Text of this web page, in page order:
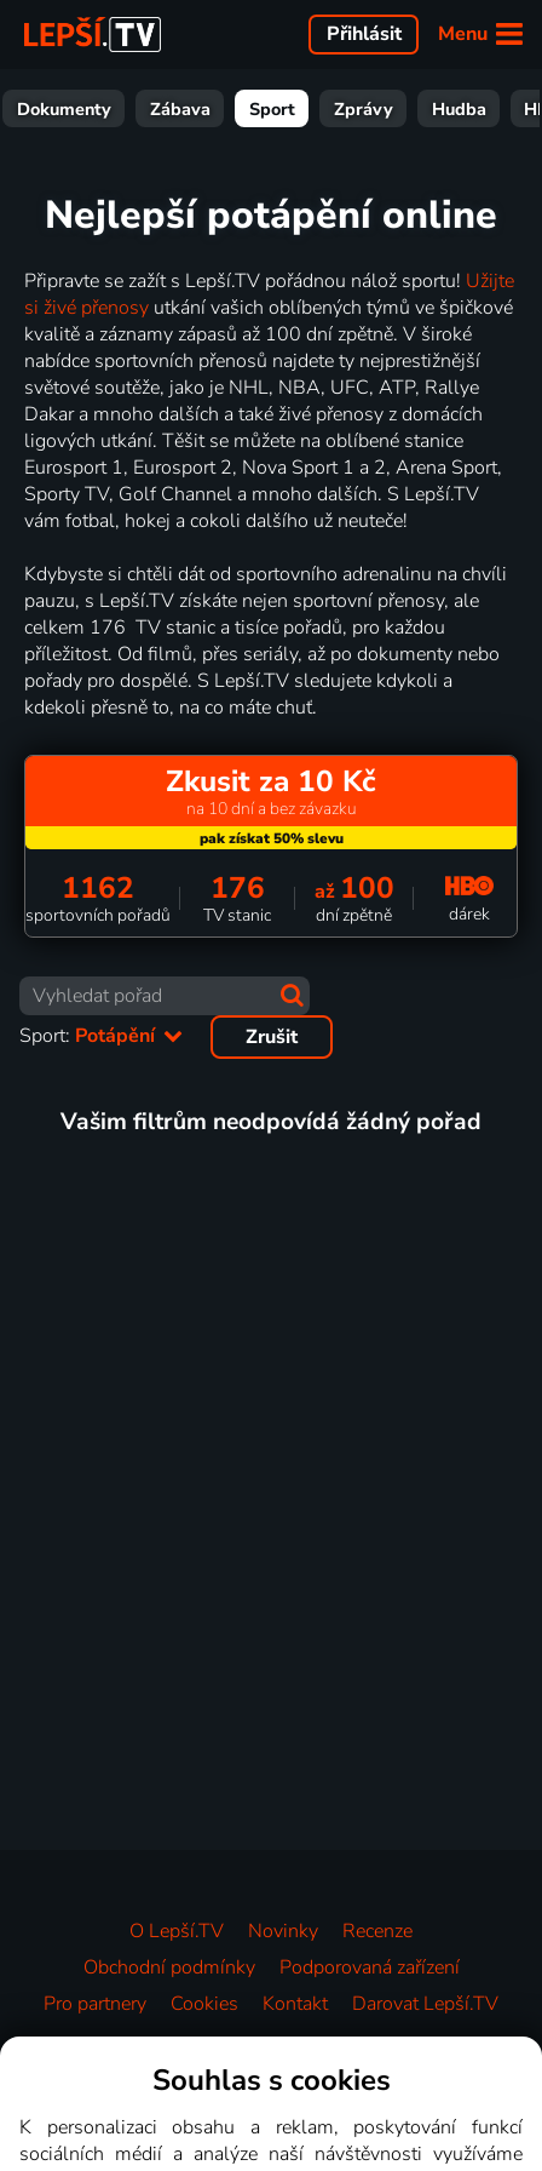
Menu
Přihlásit
Dokumenty Zábava Sport Zprávy Hudba
Nejlepší potápění online
Připravte se zažít s Lepší.TV pořádnou nálož sportu! Užijte
si živé přenosy utkání vašich oblíbených týmů ve špičkové
kvalitě a záznamy zápasů až 100 dní zpětně. V široké
nabídce sportovních přenosů najdete ty nejprestižnější
světové soutěže, jako je NHL, NBA, UFC, ATP, Rallye
Dakar a mnoho dalších a také živé přenosy z domácích
ligových utkání. Těšit se můžete na oblíbené stanice
Eurosport 1, Eurosport 2, Nova Sport 1 a 2, Arena Sport,
Sporty TV, Golf Channel a mnoho dalších. S Lepší.TV
vám fotbal, hokej a cokoli dalšího už neuteče!
Kdybyste si chtěli dát od sportovního adrenalinu na chvíli
pauzu, s Lepší.TV získáte nejen sportovní přenosy, ale
celkem 176 TV stanic a tisíce pořadů, pro každou
příležitost. Od filmů, přes seriály, až po dokumenty nebo
pořady pro dospělé. S Lepší.TV sledujete kdykoli a
kdekoli přesně to, na co máte chuť.
Zkusit za 10 Kč
na 10 dní a bez závazku
1162
sportovních pořadů
176
TV stanic
až 100
dní zpětně dárek
Sport: Potápění Zrušit
Vašim filtrům neodpovídá žádný pořad
O Lepší.TV Novinky
Recenze
Obchodní podmínky
Podporovaná zařízení
Pro partnery
Cookies Kontakt Darovat Lepší.TV
Videotéka
Souhlas s cookies
K personalizaci obsahu a reklam, poskytování funkcí
sociálních médií a analýze naší návštěvnosti využíváme